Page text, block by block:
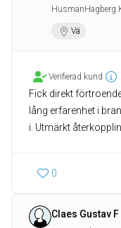
HusmanHagberg
Vä
Verifierad kund
Fick direkt
lång erfarenhet i
i. Utmärkt
0
Claes Gustav F